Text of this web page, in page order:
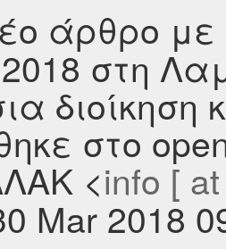
άρθρο με
στη
διοίκηση
στο
<info [
Mar 2018